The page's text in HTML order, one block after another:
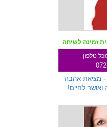
זמינה לשיחה
טלפון
- מציאת אהבה
לחיים!